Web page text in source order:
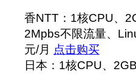
香NTT：1核CPU、
2Mpbs不限流量、
元/月 点击购买
日本：1核CPU、